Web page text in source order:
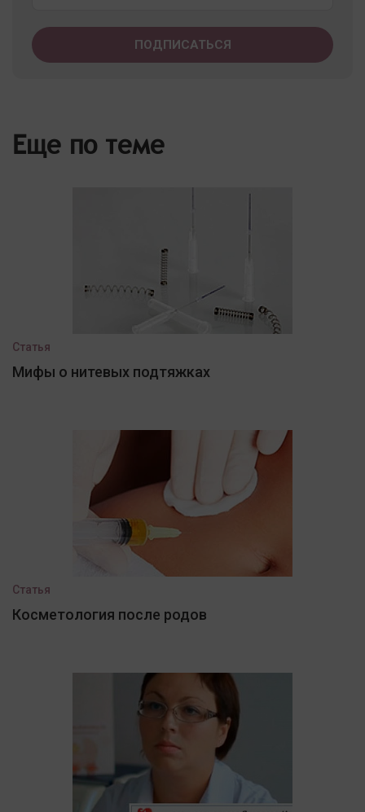
Еще по теме
Статья
Мифы о нитевых подтяжках
Статья
Косметология после родов